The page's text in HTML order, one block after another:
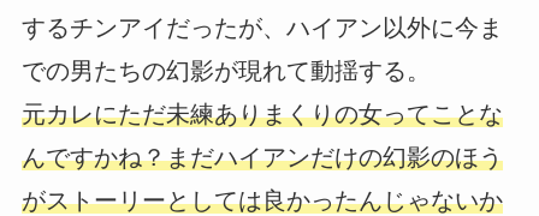
するチンアイだったが、ハイアン以外に今ま
での男たちの幻影が現れて動揺する。
元カレにただ未練ありまくりの女ってことな
んですかね？まだハイアンだけの幻影のほう
がストーリーとしては良かったんじゃないか